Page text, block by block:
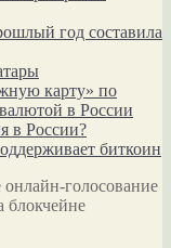
год составила
карту» по
в России
в России?
биткоин
голосование
блокчейне